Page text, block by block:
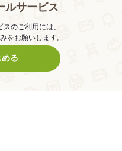
ルサービス
のご利用には、
をお願いします。
る